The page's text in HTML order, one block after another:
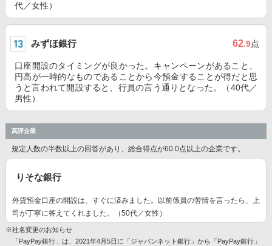
代／女性）
みずほ銀行 62.9点
口座開設のタイミングが良かった。キャンペーンがあること、
円高が一時的なものであることから今預金することが得だと思
うと言われて開設すると、行員の言う通りとなった。（40代／
男性）
高評企業
規定人数の半数以上の回答があり、総合得点が60.0点以上の企業です。
りそな銀行
外貨預金口座の開設は、すぐに済みました。以前係員の苦情を言ったら、上
司が丁寧に答えてくれました。（50代／女性）
※社名変更のお知らせ
「PayPay銀行」は、2021年4月5日に「ジャパンネット銀行」から「PayPay銀行」